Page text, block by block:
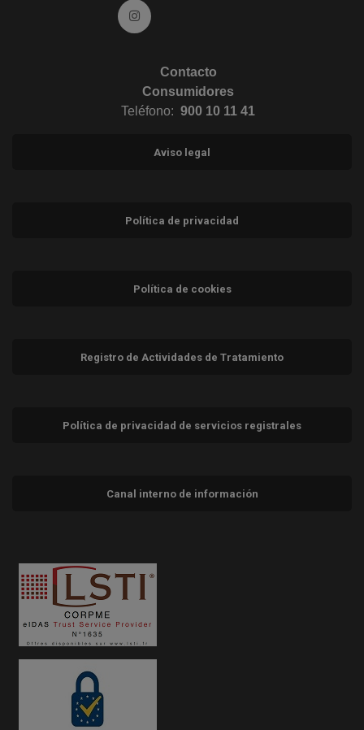
Ir a Instagram (abre en ventana nueva)
Contacto
Consumidores
Teléfono: 900 10 11 41
Aviso legal
Política de privacidad
Política de cookies
Registro de Actividades de Tratamiento
Política de privacidad de servicios registrales
Canal interno de información